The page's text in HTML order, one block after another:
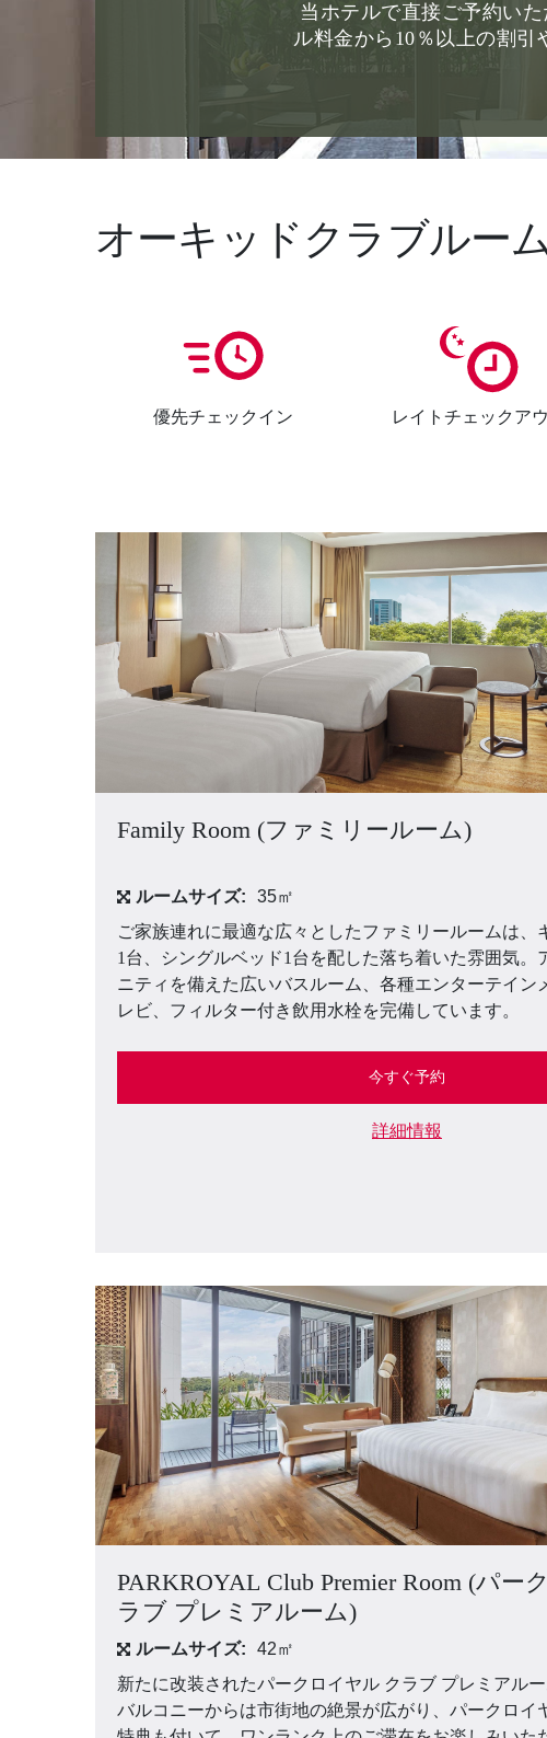
当ホテルで直接ご予約い
ル料金から10％以上の割
オーキッドクラブルー
優先チェックイン レイトチェックア
Family Room (ファミリールーム)
ルームサイズ:
35㎡
ご家族連れに最適な広々としたファミリールームは、
1台、シングルベッド1台を配した落ち着いた雰囲気。
ニティを備えた広いバスルーム、各種エンターテイン
レビ、フィルター付き飲用水栓を完備しています。
今すぐ予約
詳細情報
PARKROYAL Club Premier Room (パー
ラブ プレミアルーム)
ルームサイズ:
42㎡
新たに改装されたパークロイヤル クラブ プレミアル
バルコニーからは市街地の絶景が広がり、パークロイ